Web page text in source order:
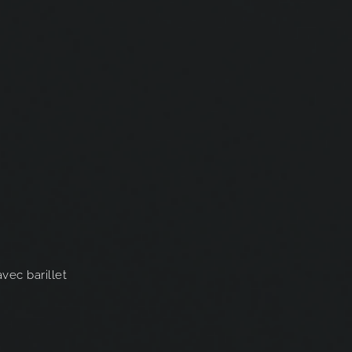
barillet